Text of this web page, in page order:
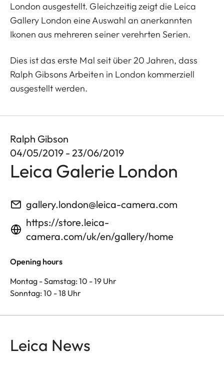
London ausgestellt. Gleichzeitig zeigt die Leica
Gallery London eine Auswahl an anerkannten
Ikonen aus mehreren seiner verehrten Serien.
Dies ist das erste Mal seit über 20 Jahren, dass
Ralph Gibsons Arbeiten in London kommerziell
ausgestellt werden.
Ralph Gibson
04/05/2019 - 23/06/2019
Leica Galerie London
gallery.london@leica-camera.com
https://store.leica-
camera.com/uk/en/gallery/home
Opening hours
Montag - Samstag: 10 - 19 Uhr
Sonntag: 10 - 18 Uhr
Leica News